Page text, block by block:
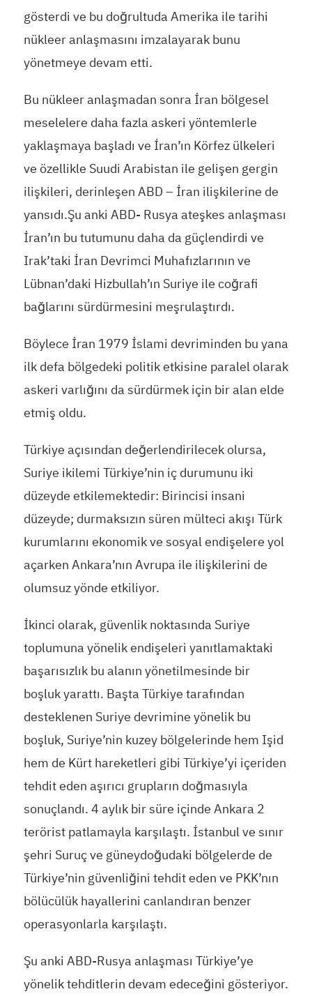
gösterdi ve bu doğrultuda Amerika ile tarihi
nükleer anlaşmasını imzalayarak bunu
yönetmeye devam etti.
Bu nükleer anlaşmadan sonra İran bölgesel
meselelere daha fazla askeri yöntemlerle
yaklaşmaya başladı ve İran’ın Körfez ülkeleri
ve özellikle Suudi Arabistan ile gelişen gergin
ilişkileri, derinleşen ABD – İran ilişkilerine de
yansıdı.Şu anki ABD- Rusya ateşkes anlaşması
İran’ın bu tutumunu daha da güçlendirdi ve
Irak’taki İran Devrimci Muhafızlarının ve
Lübnan’daki Hizbullah’ın Suriye ile coğrafi
bağlarını sürdürmesini meşrulaştırdı.
Böylece İran 1979 İslami devriminden bu yana
ilk defa bölgedeki politik etkisine paralel olarak
askeri varlığını da sürdürmek için bir alan elde
etmiş oldu.
Türkiye açısından değerlendirilecek olursa,
Suriye ikilemi Türkiye’nin iç durumunu iki
düzeyde etkilemektedir: Birincisi insani
düzeyde; durmaksızın süren mülteci akışı Türk
kurumlarını ekonomik ve sosyal endişelere yol
açarken Ankara’nın Avrupa ile ilişkilerini de
olumsuz yönde etkiliyor.
İkinci olarak, güvenlik noktasında Suriye
toplumuna yönelik endişeleri yanıtlamaktaki
başarısızlık bu alanın yönetilmesinde bir
boşluk yarattı. Başta Türkiye tarafından
desteklenen Suriye devrimine yönelik bu
boşluk, Suriye’nin kuzey bölgelerinde hem Işid
hem de Kürt hareketleri gibi Türkiye’yi içeriden
tehdit eden aşırıcı grupların doğmasıyla
sonuçlandı. 4 aylık bir süre içinde Ankara 2
terörist patlamayla karşılaştı. İstanbul ve sınır
şehri Suruç ve güneydoğudaki bölgelerde de
Türkiye’nin güvenliğini tehdit eden ve PKK’nın
bölücülük hayallerini canlandıran benzer
operasyonlarla karşılaştı.
Şu anki ABD-Rusya anlaşması Türkiye’ye
yönelik tehditlerin devam edeceğini gösteriyor.